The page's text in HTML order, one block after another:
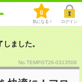
0
気になる！ ログイン
ました。
No.TEMPGT26-0313508